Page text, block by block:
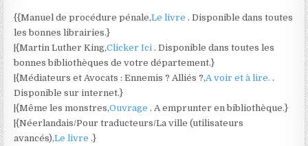
{{Manuel de procédure pénale,Le livre. Disponible dans toutes
les bonnes librairies.}
|{Martin Luther King,Clicker Ici. Disponible dans toutes les
bonnes bibliothèques de votre département.}
|{Médiateurs et Avocats : Ennemis ? Alliés ?,A voir et à lire..
Disponible sur internet.}
|{Même les monstres,Ouvrage. A emprunter en bibliothèque.}
|{Néerlandais/Pour traducteurs/La ville (utilisateurs
avancés),Le livre.}